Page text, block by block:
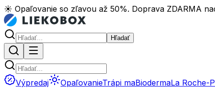
☀️ Opaľovanie so zľavou až 50%. Doprava ZDARMA
Hľadať
Výpredaj OpaľovanieTrápi maBiodermaLa Roche-